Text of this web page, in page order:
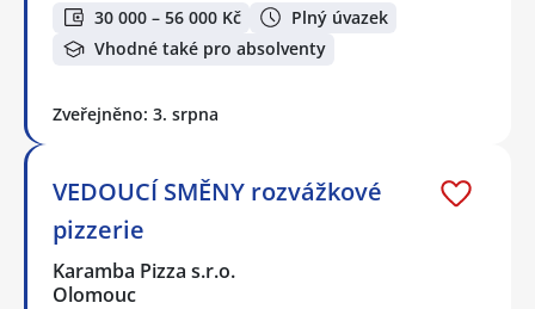
30 000 – 56 000 Kč
Plný úvazek
Vhodné také pro absolventy
Zveřejněno: 3. srpna
VEDOUCÍ SMĚNY rozvážkové
pizzerie
Karamba Pizza s.r.o.
Olomouc